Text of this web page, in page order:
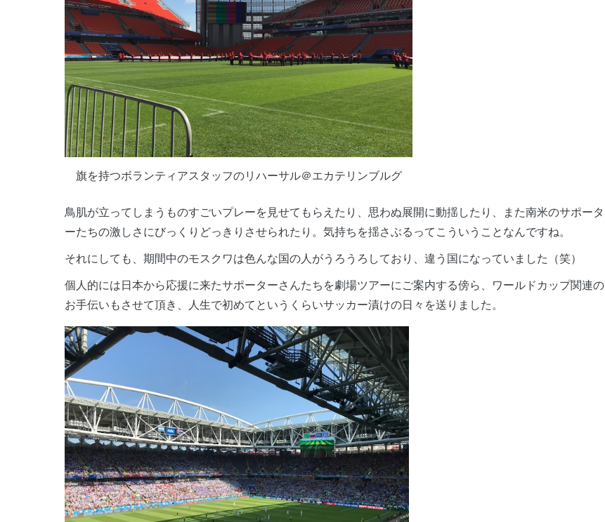
旗を持つボランティアスタッフのリハーサル＠エカテリンブルグ
鳥肌が立ってしまうものすごいプレーを見せてもらえたり、思わぬ展開に動揺したり、また南米のサポータ
ーたちの激しさにびっくりどっきりさせられたり。気持ちを揺さぶるってこういうことなんですね。
それにしても、期間中のモスクワは色んな国の人がうろうろしており、違う国になっていました（笑）
個人的には日本から応援に来たサポーターさんたちを劇場ツアーにご案内する傍ら、ワールドカップ関連の
お手伝いもさせて頂き、人生で初めてというくらいサッカー漬けの日々を送りました。